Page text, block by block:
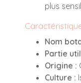
plus
Nom
Partie
Origine :
Culture :